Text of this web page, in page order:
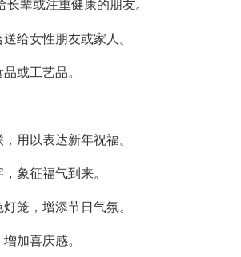
给女性朋友或家人。
或工艺品。
用以表达新年祝福。
象征福气到来。
笼，增添节日气氛。
加喜庆感。